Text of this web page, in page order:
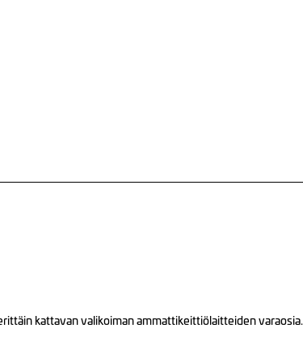
kattavan valikoiman ammattikeittiölaitteiden varaosia.